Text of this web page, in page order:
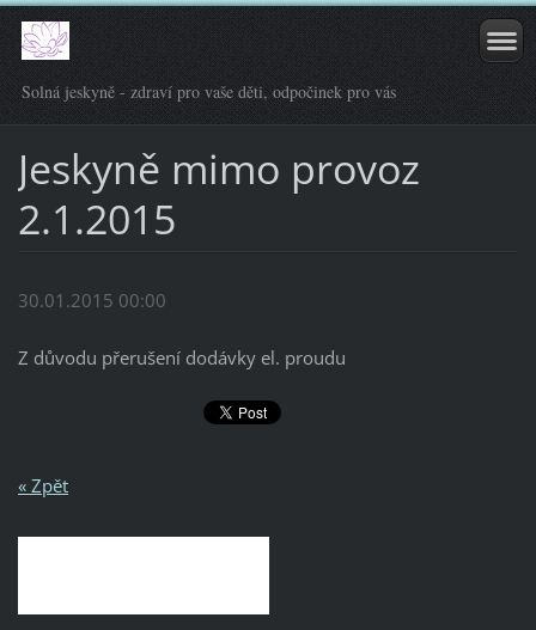
Solná jeskyně - zdraví pro vaše děti, odpočinek pro vás
Jeskyně mimo provoz
2.1.2015
30.01.2015 00:00
Z důvodu přerušení dodávky el. proudu
« Zpět